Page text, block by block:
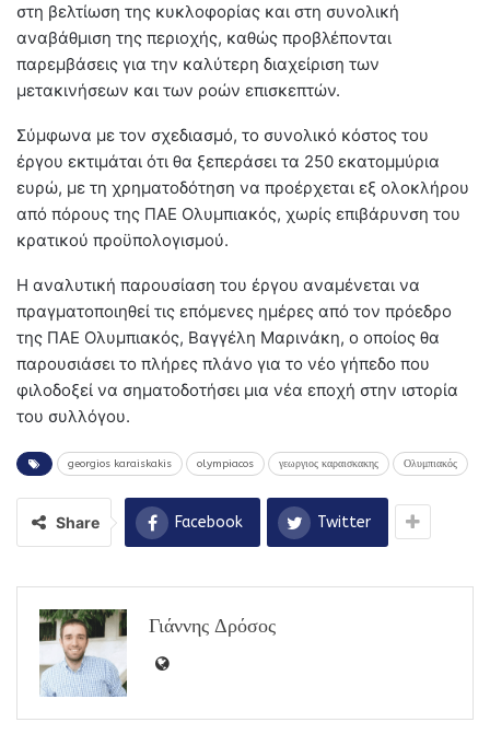
στη βελτίωση της κυκλοφορίας και στη συνολική
αναβάθμιση της περιοχής, καθώς προβλέπονται
παρεμβάσεις για την καλύτερη διαχείριση των
μετακινήσεων και των ροών επισκεπτών.
Σύμφωνα με τον σχεδιασμό, το συνολικό κόστος του
έργου εκτιμάται ότι θα ξεπεράσει τα 250 εκατομμύρια
ευρώ, με τη χρηματοδότηση να προέρχεται εξ ολοκλήρου
από πόρους της ΠΑΕ Ολυμπιακός, χωρίς επιβάρυνση του
κρατικού προϋπολογισμού.
Η αναλυτική παρουσίαση του έργου αναμένεται να
πραγματοποιηθεί τις επόμενες ημέρες από τον πρόεδρο
της ΠΑΕ Ολυμπιακός, Βαγγέλη Μαρινάκη, ο οποίος θα
παρουσιάσει το πλήρες πλάνο για το νέο γήπεδο που
φιλοδοξεί να σηματοδοτήσει μια νέα εποχή στην ιστορία
του συλλόγου.
georgios karaiskakis olympiacos γεωργιος καραισκακης Ολυμπιακός
Share Facebook Twitter
Γιάννης Δρόσος